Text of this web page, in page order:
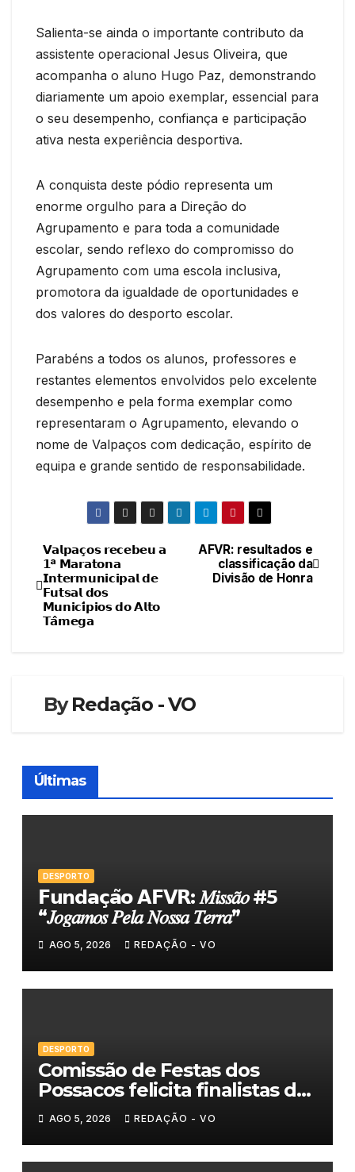
Salienta-se ainda o importante contributo da
assistente operacional Jesus Oliveira, que
acompanha o aluno Hugo Paz, demonstrando
diariamente um apoio exemplar, essencial para
o seu desempenho, confiança e participação
ativa nesta experiência desportiva.
A conquista deste pódio representa um
enorme orgulho para a Direção do
Agrupamento e para toda a comunidade
escolar, sendo reflexo do compromisso do
Agrupamento com uma escola inclusiva,
promotora da igualdade de oportunidades e
dos valores do desporto escolar.
Parabéns a todos os alunos, professores e
restantes elementos envolvidos pelo excelente
desempenho e pela forma exemplar como
representaram o Agrupamento, elevando o
nome de Valpaços com dedicação, espírito de
equipa e grande sentido de responsabilidade.
Navegação
de
artigos
AFVR: resultados e
classificação da
Divisão de Honra
𝗩𝗮𝗹𝗽𝗮𝗰̧𝗼𝘀 𝗿𝗲𝗰𝗲𝗯𝗲𝘂 𝗮
𝟭ª 𝗠𝗮𝗿𝗮𝘁𝗼𝗻𝗮
𝗜𝗻𝘁𝗲𝗿𝗺𝘂𝗻𝗶𝗰𝗶𝗽𝗮𝗹 𝗱𝗲
𝗙𝘂𝘁𝘀𝗮𝗹 𝗱𝗼𝘀
𝗠𝘂𝗻𝗶𝗰𝗶́𝗽𝗶𝗼𝘀 𝗱𝗼 𝗔𝗹𝘁𝗼
𝗧𝗮̂𝗺𝗲𝗴𝗮
ByRedação - VO
Últimas
DESPORTO
𝗙𝘂𝗻𝗱𝗮𝗰̧𝗮̃𝗼 𝗔𝗙𝗩𝗥: 𝑀𝑖𝑠𝑠𝑎̃𝑜 #5
“𝐽𝑜𝑔𝑎𝑚𝑜𝑠 𝑃𝑒𝑙𝑎 𝑁𝑜𝑠𝑠𝑎 𝑇𝑒𝑟𝑟𝑎”
AGO 5, 2026 REDAÇÃO - VO
DESPORTO
Comissão de Festas dos
Possacos felicita finalistas do
Torneio de Sueca
AGO 5, 2026 REDAÇÃO - VO